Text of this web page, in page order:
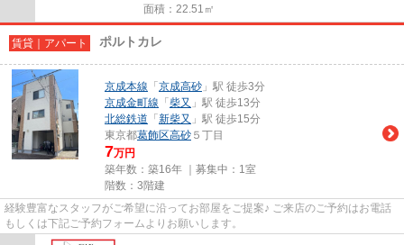
面積：22.51㎡
賃貸｜アパート ポルトカレ
京成本線 「 京成高砂 」駅 徒歩3分
京成金町線 「 柴又 」駅 徒歩13分
北総鉄道 「 新柴又 」駅 徒歩15分
東京都葛飾区高砂 ５丁目
7万円
築年数：築16年 ｜募集中： 1室
階数：3階建
経験豊富なスタッフがご希望に沿ってお部屋をご提案♪ ご来店のご予約はお電話
もしくは下記ご予約フォームよりお願いします。